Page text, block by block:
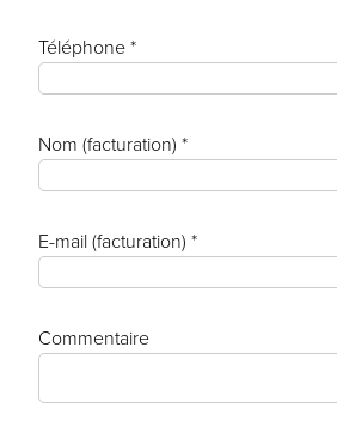
Téléphone *
Nom (facturation) *
E-mail (facturation) *
Commentaire